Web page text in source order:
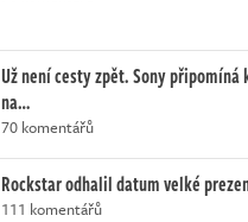
Už není cesty zpět. Sony
na…
70 komentářů
Rockstar odhalil datum velké
111 komentářů